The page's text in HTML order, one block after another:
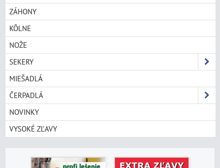
ZÁHONY
KÔLNE
NOŽE
SEKERY
MIEŠADLÁ
ČERPADLÁ
NOVINKY
VYSOKÉ ZĽAVY